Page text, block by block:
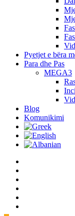
Pyetjet e bëra
Para dhe Pas
MEGA3
Blog
Komunikimi